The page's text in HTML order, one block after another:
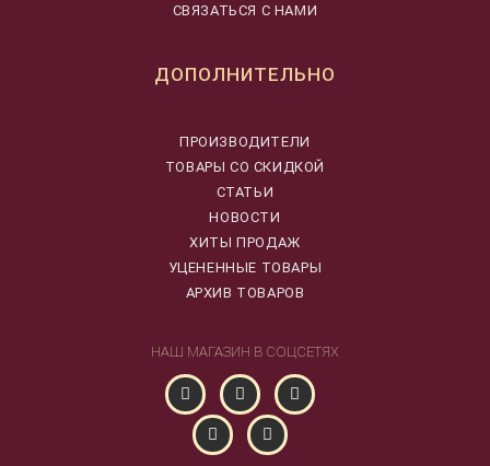
СВЯЗАТЬСЯ С НАМИ
ДОПОЛНИТЕЛЬНО
ПРОИЗВОДИТЕЛИ
ТОВАРЫ СО СКИДКОЙ
СТАТЬИ
НОВОСТИ
ХИТЫ ПРОДАЖ
УЦЕНЕННЫЕ ТОВАРЫ
АРХИВ ТОВАРОВ
НАШ МАГАЗИН В СОЦСЕТЯХ